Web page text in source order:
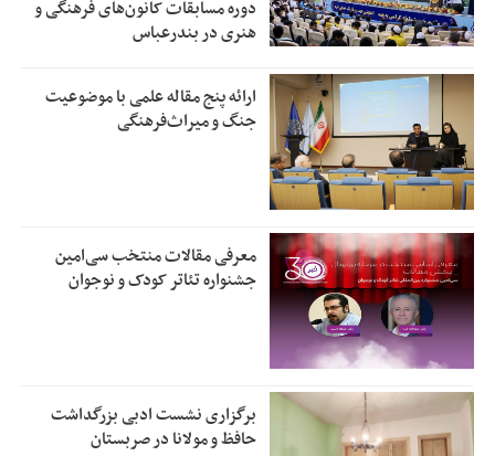
دوره مسابقات کانون‌های فرهنگی و
هنری در بندرعباس
ارائه پنج مقاله علمی با موضوعیت
جنگ و میراث‌فرهنگی
معرفی مقالات منتخب سی‌امین
جشنواره تئاتر کودک و نوجوان
برگزاری نشست ادبی بزرگداشت
حافظ و مولانا در صربستان